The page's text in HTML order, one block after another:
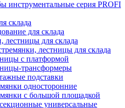
инструментальные серия PROFI
склада
для склада
лестницы для склада
лестницы для склада
с платформой
трансформеры
подставки
односторонние
с большой площадкой
универсальные